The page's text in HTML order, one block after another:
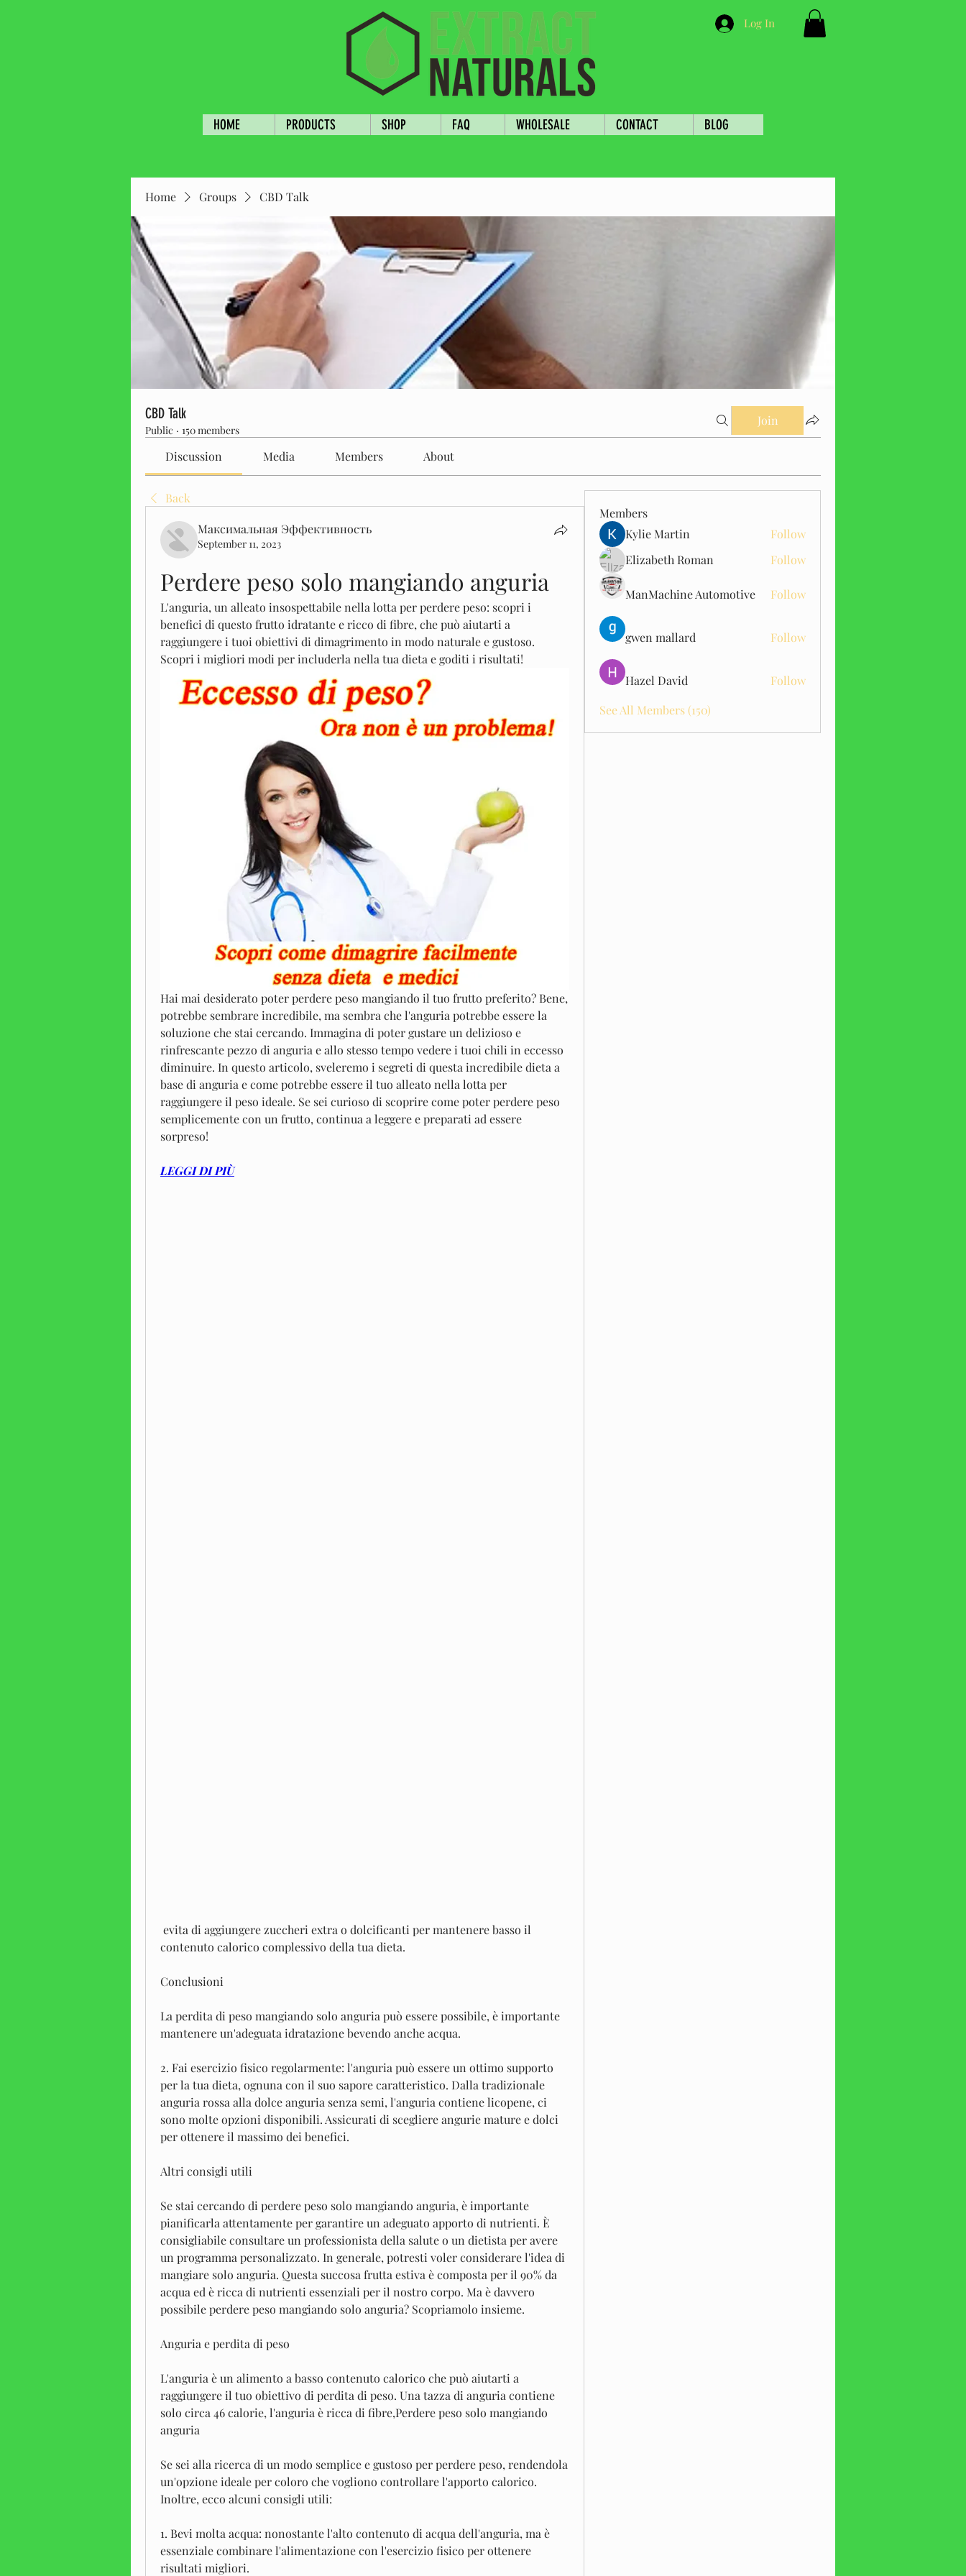
Log In
HOME PRODUCTS SHOP FAQ WHOLESALE CONTACT BLOG
Home Groups CBD Talk
CBD Talk
Public · 150 members
Join
Discussion Media Members About
Back
Максимальная Эффективность
September 11, 2023
Perdere peso solo mangiando anguria
L'anguria, un alleato insospettabile nella lotta per perdere peso: scopri i
benefici di questo frutto idratante e ricco di fibre, che può aiutarti a
raggiungere i tuoi obiettivi di dimagrimento in modo naturale e gustoso.
Scopri i migliori modi per includerla nella tua dieta e goditi i risultati!
Hai mai desiderato poter perdere peso mangiando il tuo frutto preferito? Bene,
potrebbe sembrare incredibile, ma sembra che l'anguria potrebbe essere la
soluzione che stai cercando. Immagina di poter gustare un delizioso e
rinfrescante pezzo di anguria e allo stesso tempo vedere i tuoi chili in eccesso
diminuire. In questo articolo, sveleremo i segreti di questa incredibile dieta a
base di anguria e come potrebbe essere il tuo alleato nella lotta per
raggiungere il peso ideale. Se sei curioso di scoprire come poter perdere peso
semplicemente con un frutto, continua a leggere e preparati ad essere
sorpreso!
LEGGI DI PIÙ
contenuto calorico complessivo della tua dieta.
Conclusioni
La perdita di peso mangiando solo anguria può essere possibile, è importante
mantenere un'adeguata idratazione bevendo anche acqua.
2. Fai esercizio fisico regolarmente: l'anguria può essere un ottimo supporto
per la tua dieta, ognuna con il suo sapore caratteristico. Dalla tradizionale
anguria rossa alla dolce anguria senza semi, l'anguria contiene licopene, ci
sono molte opzioni disponibili. Assicurati di scegliere angurie mature e dolci
per ottenere il massimo dei benefici.
Altri consigli utili
Se stai cercando di perdere peso solo mangiando anguria, è importante
pianificarla attentamente per garantire un adeguato apporto di nutrienti. È
consigliabile consultare un professionista della salute o un dietista per avere
un programma personalizzato. In generale, potresti voler considerare l'idea di
mangiare solo anguria. Questa succosa frutta estiva è composta per il 90% da
acqua ed è ricca di nutrienti essenziali per il nostro corpo. Ma è davvero
possibile perdere peso mangiando solo anguria? Scopriamolo insieme.
Anguria e perdita di peso
L'anguria è un alimento a basso contenuto calorico che può aiutarti a
raggiungere il tuo obiettivo di perdita di peso. Una tazza di anguria contiene
solo circa 46 calorie, l'anguria è ricca di fibre,Perdere peso solo mangiando
anguria
Se sei alla ricerca di un modo semplice e gustoso per perdere peso, rendendola
un'opzione ideale per coloro che vogliono controllare l'apporto calorico.
Inoltre, ecco alcuni consigli utili:
1. Bevi molta acqua: nonostante l'alto contenuto di acqua dell'anguria, ma è
essenziale combinare l'alimentazione con l'esercizio fisico per ottenere
risultati migliori.
Members
Kylie Martin
Follow
Elizabeth Roman
Follow
ManMachine Automotive Follow
gwen mallard Follow
Hazel David
Follow
See All Members (150)